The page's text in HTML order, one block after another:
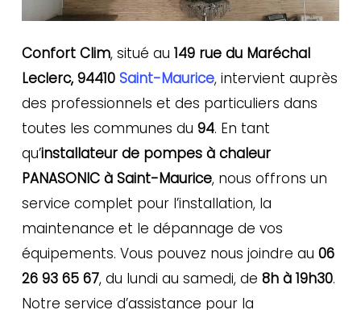
Confort Clim, situé au 149 rue du Maréchal
Leclerc, 94410 Saint-Maurice, intervient auprès
des professionnels et des particuliers dans
toutes les communes du 94. En tant
qu’installateur de pompes à chaleur
PANASONIC à Saint-Maurice, nous offrons un
service complet pour l’installation, la
maintenance et le dépannage de vos
équipements. Vous pouvez nous joindre au 06
26 93 65 67, du lundi au samedi, de 8h à 19h30.
Notre service d’assistance pour la